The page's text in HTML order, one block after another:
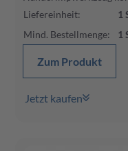
Liefereinheit: 1
Mind. Bestellmenge: 1
Zum Produkt
Jetzt kaufen